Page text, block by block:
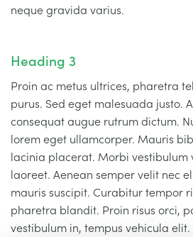
neque gravida varius.
Heading 3
Proin ac metus ultrices, pharetra
purus. Sed eget malesuada justo.
consequat augue rutrum dictum.
lorem eget ullamcorper. Mauris
lacinia placerat. Morbi vestibulum
laoreet. Aenean semper velit nec
mauris suscipit. Curabitur tempor
pharetra blandit. Proin risus orci,
vestibulum in, tempus vehicula